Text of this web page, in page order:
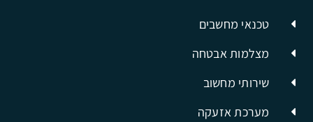
טכנאי מחשבים
מצלמות אבטחה
שירותי מחשוב
מערכת אזעקה